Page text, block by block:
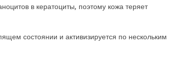
в кератоциты, поэтому кожа теряет
состоянии и активизируется по нескольким